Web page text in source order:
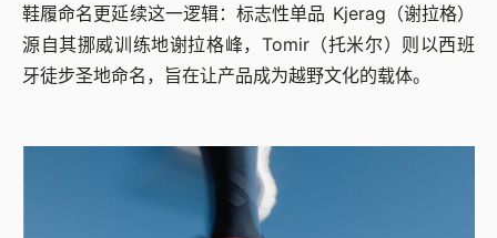
鞋履命名更延续这一逻辑：标志性单品 Kjerag（谢拉格）
源自其挪威训练地谢拉格峰，Tomir（托米尔）则以西班
牙徒步圣地命名，旨在让产品成为越野文化的载体。